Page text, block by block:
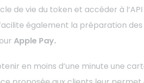
vie du token et accéder à l’API
également la préparation
Apple Pay.
en moins d’une minute une